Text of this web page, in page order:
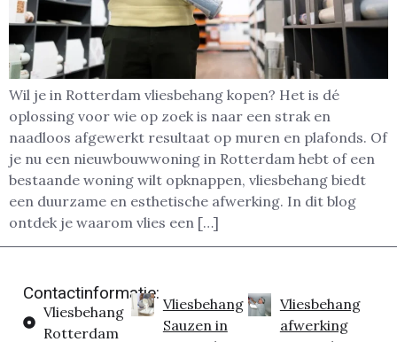
Wil je in Rotterdam vliesbehang kopen? Het is dé
oplossing voor wie op zoek is naar een strak en
naadloos afgewerkt resultaat op muren en plafonds. Of
je nu een nieuwbouwwoning in Rotterdam hebt of een
bestaande woning wilt opknappen, vliesbehang biedt
een duurzame en esthetische afwerking. In dit blog
ontdek je waarom vlies een […]
Contactinformatie:
Vliesbehang
Rotterdam
Vliesbehang
Sauzen in
Vliesbehang
afwerking